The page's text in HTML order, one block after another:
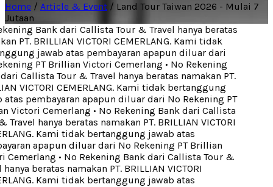
Home / Article & Event / Land Tour Taiwan 2026 - Mulai 7
Jutaan
Bank dari Callista Tour & Travel hanya beratas
PT. BRILLIAN VICTORI CEMERLANG. Kami tidak
jawab atas pembayaran apapun diluar dari
PT Brillian Victori Cemerlang• No Rekening
Callista Tour & Travel hanya beratas namakan PT.
VICTORI CEMERLANG. Kami tidak bertanggung
pembayaran apapun diluar dari No Rekening PT
Victori Cemerlang• No Rekening Bank dari Callista
hanya beratas namakan PT. BRILLIAN VICTORI
Kami tidak bertanggung jawab atas
apapun diluar dari No Rekening PT Brillian
Cemerlang• No Rekening Bank dari Callista Tour &
beratas namakan PT. BRILLIAN VICTORI
Kami tidak bertanggung jawab atas